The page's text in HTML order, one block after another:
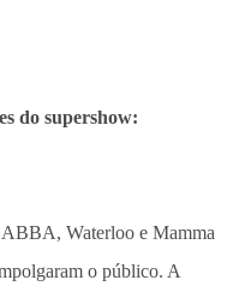
do supershow:
ABBA, Waterloo e Mamma
o público. A